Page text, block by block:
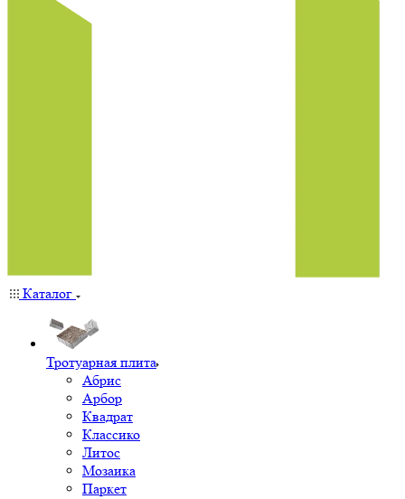
Каталог
Тротуарная плита
Абрис
Арбор
Квадрат
Классико
Литос
Мозаика
Паркет